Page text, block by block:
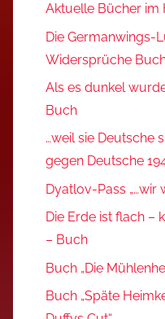
Aktuelle Bücher im
Die Germanwings-
Widersprüche
Als es dunkel
Buch
…weil sie Deutsche
gegen Deutsche
Dyatlov-Pass „…wir
Die Erde ist flach –
– Buch
Buch „Die
Buch „Späte